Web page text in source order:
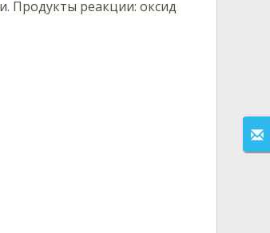
Продукты реакции: оксид